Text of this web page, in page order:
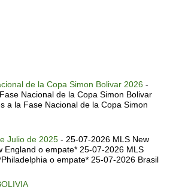
de la Copa Simon Bolivar 2026 -
Nacional de la Copa Simon Bolivar
a la Fase Nacional de la Copa Simon
Julio de 2025 - 25-07-2026 MLS New
England o empate* 25-07-2026 MLS
o empate* 25-07-2026 Brasil